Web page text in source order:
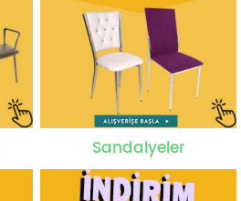
Sandalyeler